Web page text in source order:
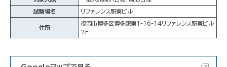
試験場名 リファレンス駅東ビル
住所
福岡市博多区博多駅東1-16-14リファレンス駅東ビル
７F